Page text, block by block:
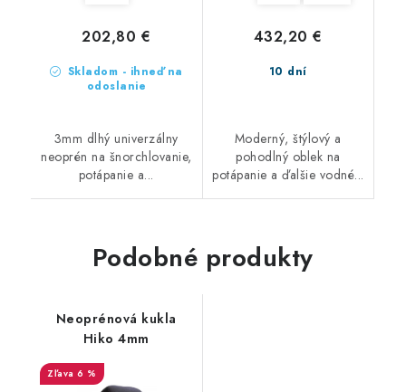
Skladom - ihneď na
odoslanie
202,80 €
3mm dlhý univerzálny
neoprén na šnorchlovanie,
potápanie a...
10 dní
432,20 €
Moderný, štýlový a
pohodlný oblek na
potápanie a ďalšie vodné...
Podobné produkty
Neoprénová kukla
Hiko 4mm
6 %